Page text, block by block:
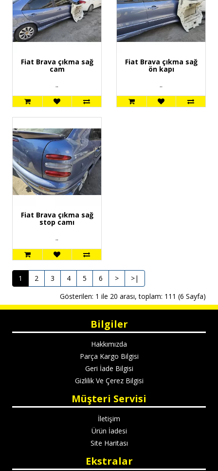
Fiat Brava çıkma sağ
cam
..
Fiat Brava çıkma sağ
ön kapı
..
Fiat Brava çıkma sağ
stop camı
..
1 2 3 4 5 6 >
>|
Gösterilen: 1 ile 20 arası, toplam: 111 (6 Sayfa)
Bilgiler
Hakkımızda
Parça Kargo Bilgisi
Geri İade Bilgisi
Gizlilik Ve Çerez Bilgisi
Müşteri Servisi
İletişim
Ürün İadesi
Site Haritası
Ekstralar